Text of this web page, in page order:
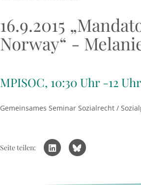
16.9.2015
Norway“ -
MPISOC, 10:30 Uhr -12
Gemeinsames Seminar Sozialrecht /
Seite teilen: